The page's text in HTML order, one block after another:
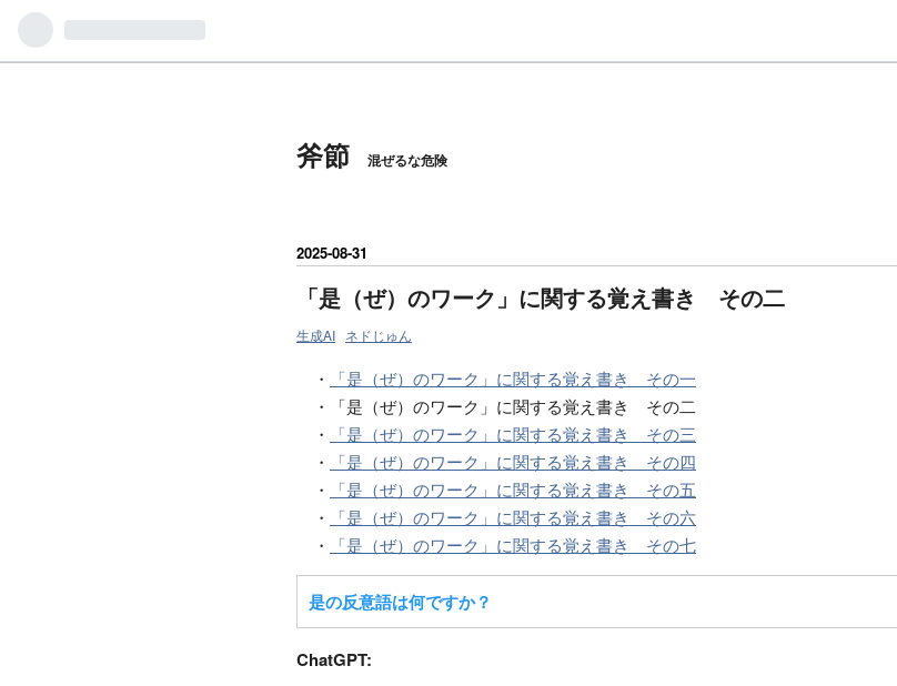
斧節 混ぜるな危険
2025-08-31
「是（ぜ）のワーク」に関する覚え書き その二
生成AI ネドじゅん
・
「是（ぜ）のワーク」に関する覚え書き その一
・「是（ぜ）のワーク」に関する覚え書き その二
・
「是（ぜ）のワーク」に関する覚え書き その三
・
「是（ぜ）のワーク」に関する覚え書き その四
・
「是（ぜ）のワーク」に関する覚え書き その五
・
「是（ぜ）のワーク」に関する覚え書き その六
・
「是（ぜ）のワーク」に関する覚え書き その七
是の反意語は何ですか？
ChatGPT: